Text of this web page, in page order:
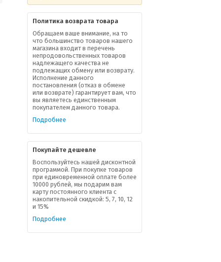
Политика возврата товара
Обращаем ваше внимание, на то
что большинство товаров нашего
магазина входит в перечень
непродовольственных товаров
надлежащего качества не
подлежащих обмену или возврату.
Исполнение данного
постановления (отказ в обмене
или возврате) гарантирует вам, что
вы являетесь единственным
покупателем данного товара.
Подробнее
Покупайте дешевле
Воспользуйтесь нашей дисконтной
программой. При покупке товаров
при единовременной оплате более
10000 рублей, мы подарим вам
карту постоянного клиента с
накопительной скидкой: 5, 7, 10, 12
и 15%
Подробнее